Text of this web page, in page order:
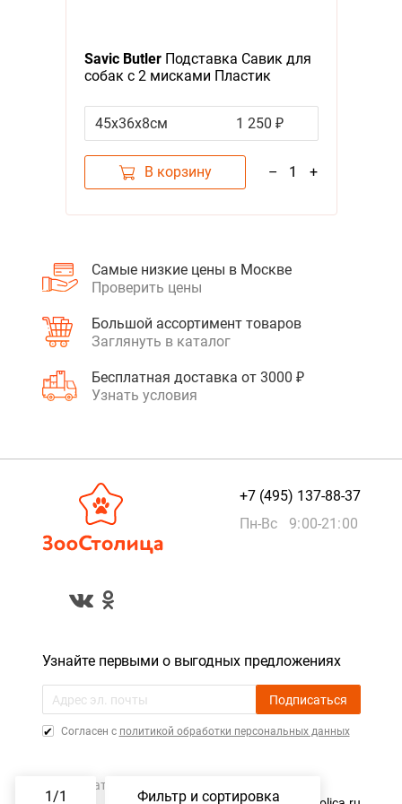
Savic ButlerПодставка Савик для
собак с 2 мисками Пластик
45х36х8см 1 250 ₽
В корзину – 1 +
Самые низкие цены в Москве
Проверить цены
Большой ассортимент товаров
Заглянуть в каталог
Бесплатная доставка от 3000 ₽
Узнать условия
1/1 Фильтр и сортировка
Фильтры
+7 (495) 137-88-37
Пн-Вс 9:00-21:00
Узнайте первыми о выгодных предложениях
Подписаться
Cогласен с политикой обработки персональных данных
Пользовательское соглашение